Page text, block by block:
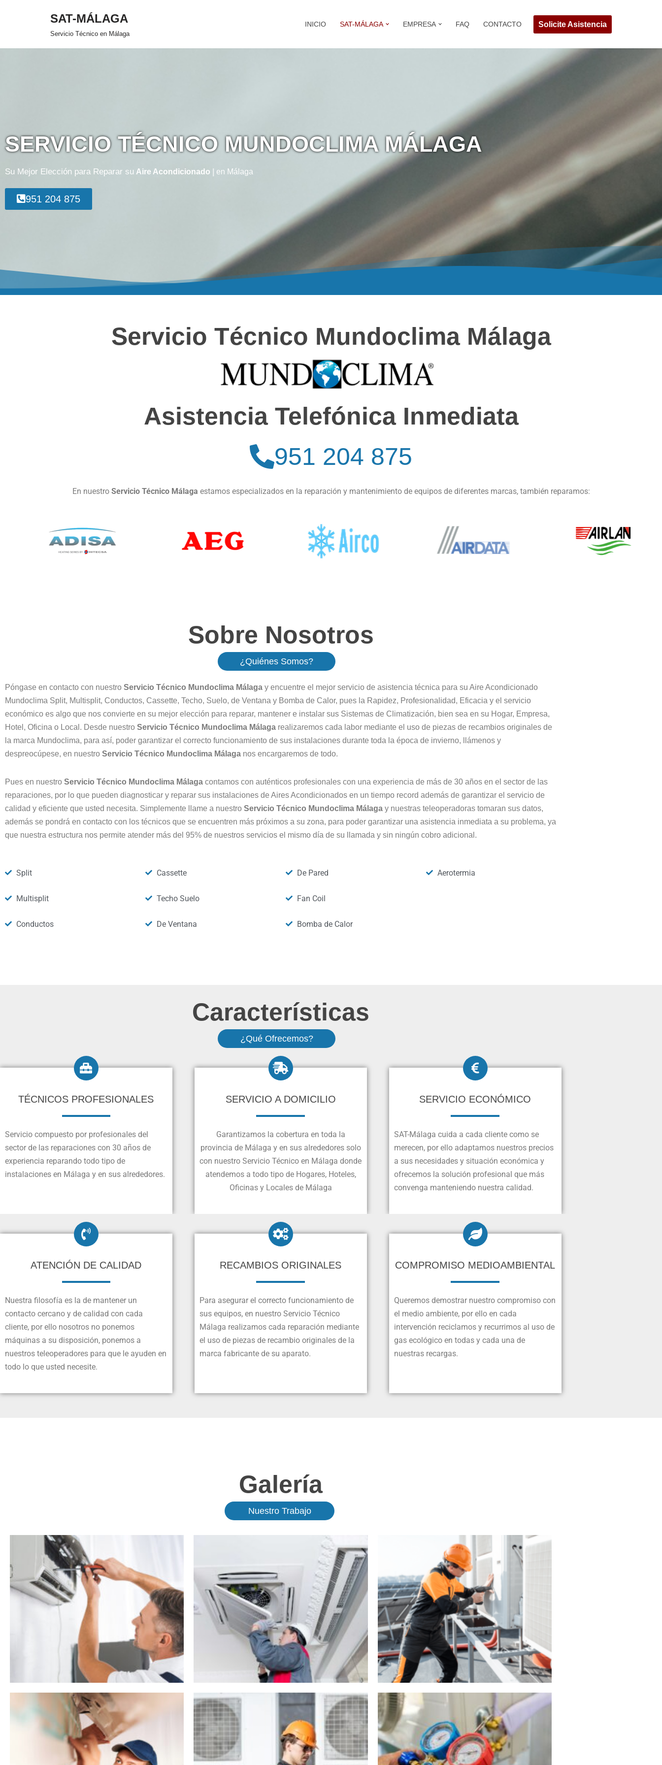
SAT-MÁLAGA
Servicio Técnico en Málaga
INICIO SAT-MÁLAGA EMPRESA FAQ CONTACTO Solicite Asistencia
SERVICIO TÉCNICO MUNDOCLIMA MÁLAGA
Su Mejor Elección para Reparar su Aire Acondicionado Split en Málaga
951 204 875
Servicio Técnico Mundoclima Málaga
Asistencia Telefónica Inmediata
951 204 875
En nuestro Servicio Técnico Málaga estamos especializados en la reparación y mantenimiento de equipos de diferentes marcas, también reparamos:
Sobre Nosotros
¿Quiénes Somos?
Póngase en contacto con nuestro Servicio Técnico Mundoclima Málaga y encuentre el mejor servicio de asistencia técnica para su Aire Acondicionado
Mundoclima Split, Multisplit, Conductos, Cassette, Techo, Suelo, de Ventana y Bomba de Calor, pues la Rapidez, Profesionalidad, Eficacia y el servicio
económico es algo que nos convierte en su mejor elección para reparar, mantener e instalar sus Sistemas de Climatización, bien sea en su Hogar, Empresa,
Hotel, Oficina o Local. Desde nuestro Servicio Técnico Mundoclima Málaga realizaremos cada labor mediante el uso de piezas de recambios originales de
la marca Mundoclima, para así, poder garantizar el correcto funcionamiento de sus instalaciones durante toda la época de invierno, llámenos y
despreocúpese, en nuestro Servicio Técnico Mundoclima Málaga nos encargaremos de todo.
Pues en nuestro Servicio Técnico Mundoclima Málaga contamos con auténticos profesionales con una experiencia de más de 30 años en el sector de las
reparaciones, por lo que pueden diagnosticar y reparar sus instalaciones de Aires Acondicionados en un tiempo record además de garantizar el servicio de
calidad y eficiente que usted necesita. Simplemente llame a nuestro Servicio Técnico Mundoclima Málaga y nuestras teleoperadoras tomaran sus datos,
además se pondrá en contacto con los técnicos que se encuentren más próximos a su zona, para poder garantizar una asistencia inmediata a su problema, ya
que nuestra estructura nos permite atender más del 95% de nuestros servicios el mismo día de su llamada y sin ningún cobro adicional.
Split
Multisplit
Conductos
Cassette
Techo Suelo
De Ventana
De Pared
Fan Coil
Bomba de Calor
Aerotermia
Características
¿Qué Ofrecemos?
TÉCNICOS PROFESIONALES
Servicio compuesto por profesionales del
sector de las reparaciones con 30 años de
experiencia reparando todo tipo de
instalaciones en Málaga y en sus alrededores.
SERVICIO A DOMICILIO
Garantizamos la cobertura en toda la
provincia de Málaga y en sus alrededores solo
con nuestro Servicio Técnico en Málaga donde
atendemos a todo tipo de Hogares, Hoteles,
Oficinas y Locales de Málaga
SERVICIO ECONÓMICO
SAT-Málaga cuida a cada cliente como se
merecen, por ello adaptamos nuestros precios
a sus necesidades y situación económica y
ofrecemos la solución profesional que más
convenga manteniendo nuestra calidad.
ATENCIÓN DE CALIDAD
Nuestra filosofía es la de mantener un
contacto cercano y de calidad con cada
cliente, por ello nosotros no ponemos
máquinas a su disposición, ponemos a
nuestros teleoperadores para que le ayuden en
todo lo que usted necesite.
RECAMBIOS ORIGINALES
Para asegurar el correcto funcionamiento de
sus equipos, en nuestro Servicio Técnico
Málaga realizamos cada reparación mediante
el uso de piezas de recambio originales de la
marca fabricante de su aparato.
COMPROMISO MEDIOAMBIENTAL
Queremos demostrar nuestro compromiso con
el medio ambiente, por ello en cada
intervención reciclamos y recurrimos al uso de
gas ecológico en todas y cada una de
nuestras recargas.
Galería
Nuestro Trabajo